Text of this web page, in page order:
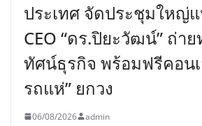
ประเทศ จัดประชุมใหญ่
CEO “ดร.ปิยะวัฒน์” ถ่า
ทัศน์ธุรกิจ พร้อมฟรีคอน
รถแห่” ยกวง
06/08/2026 admin